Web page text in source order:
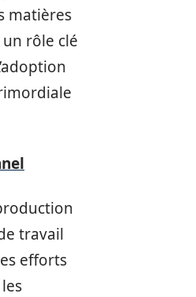
matières
rôle clé
travail
efforts